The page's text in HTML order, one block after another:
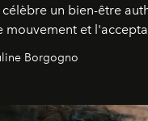
célèbre un bien-être
mouvement et
Borgogno